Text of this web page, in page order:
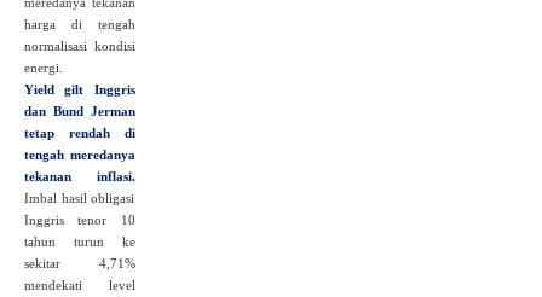
harga di tengah
normalisasi kondisi
energi.
Yield gilt Inggris
dan Bund Jerman
tetap rendah di
tengah meredanya
tekanan inflasi.
Imbal hasil obligasi
Inggris tenor 10
tahun turun ke
sekitar 4,71%
mendekati level